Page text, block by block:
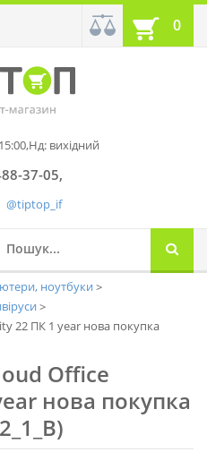
0
Нд: вихідний
37-05
@tiptop_if
ноутбуки
22 ПК 1 year нова покупка
Office
нова покупка